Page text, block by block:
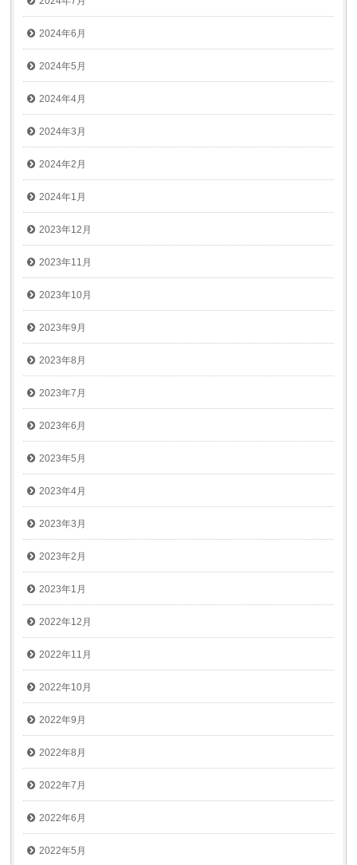
2024年6月
2024年5月
2024年4月
2024年3月
2024年2月
2024年1月
2023年12月
2023年11月
2023年10月
2023年9月
2023年8月
2023年7月
2023年6月
2023年5月
2023年4月
2023年3月
2023年2月
2023年1月
2022年12月
2022年11月
2022年10月
2022年9月
2022年8月
2022年7月
2022年6月
2022年5月